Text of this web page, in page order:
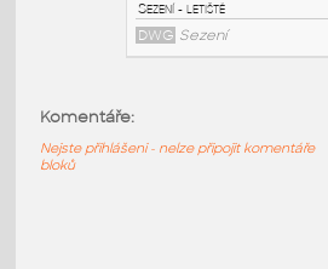
RFA Sezení
Sezení
Komentáře:
Nejste přihlášeni - nelze připojit komentáře
bloků